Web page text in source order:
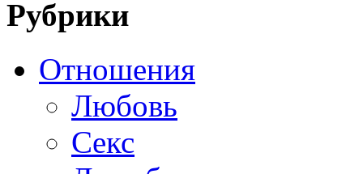
Рубрики
Отношения
Любовь
Секс